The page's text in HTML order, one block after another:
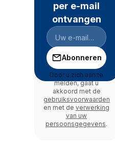
per e-mail
ontvangen
Abonneren
Door u zich aan te
melden, gaat u
akkoord met de
gebruiksvoorwaarden
en met de verwerking
van uw
persoonsgegevens.